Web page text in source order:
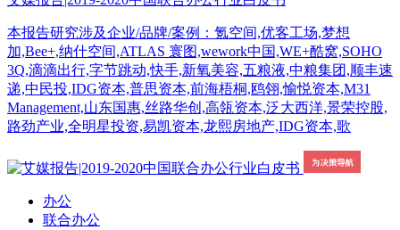
本报告研究涉及企业/品牌/案例：氪空间,优客工场,梦想
加,Bee+,纳什空间,ATLAS 寰图,wework中国,WE+酷窝,SOHO
3Q,滴滴出行,字节跳动,快手,新氧美容,五粮液,中粮集团,顺丰速
递,中民投,IDG资本,普思资本,前海梧桐,鸥翎,愉悦资本,M31
Management,山东国惠,丝路华创,高瓴资本,泛大西洋,景荣控股,
路劲产业,全明星投资,易凯资本,龙熙房地产,IDG资本,歌
办公
联合办公